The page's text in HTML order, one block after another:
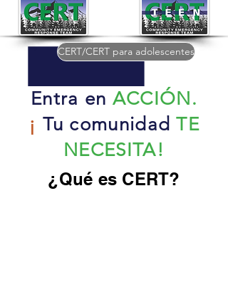
CERT/CERT para adolescentes
Entra en ACCIÓN.
¡ Tu comunidad TE
NECESITA!
¿Qué es CERT?